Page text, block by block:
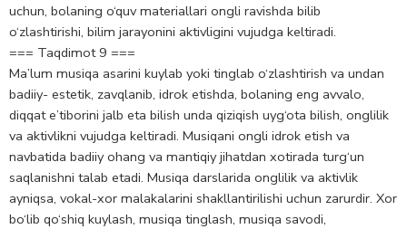
uchun, bolaning o‘quv materiallari ongli ravishda bilib
o‘zlashtirishi, bilim jarayonini aktivligini vujudga keltiradi.
=== Taqdimot 9 ===
Ma’lum musiqa asarini kuylab yoki tinglab o‘zlashtirish va undan
badiiy- estetik, zavqlanib, idrok etishda, bolaning eng avvalo,
diqqat e’tiborini jalb eta bilish unda qiziqish uyg‘ota bilish, onglilik
va aktivlikni vujudga keltiradi. Musiqani ongli idrok etish va
navbatida badiiy ohang va mantiqiy jihatdan xotirada turg‘un
saqlanishni talab etadi. Musiqa darslarida onglilik va aktivlik
ayniqsa, vokal-xor malakalarini shakllantirilishi uchun zarurdir. Xor
bo‘lib qo‘shiq kuylash, musiqa tinglash, musiqa savodi,